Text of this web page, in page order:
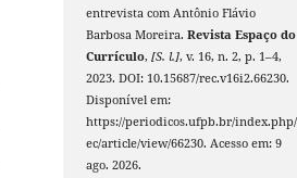
entrevista com Antônio Flávio
Barbosa Moreira.Revista Espaço do
Currículo,[S. l.], v. 16, n. 2, p. 1–4,
2023. DOI: 10.15687/rec.v16i2.66230.
Disponível em:
https://periodicos.ufpb.br/
ec/article/view/66230. Acesso em: 9
ago. 2026.